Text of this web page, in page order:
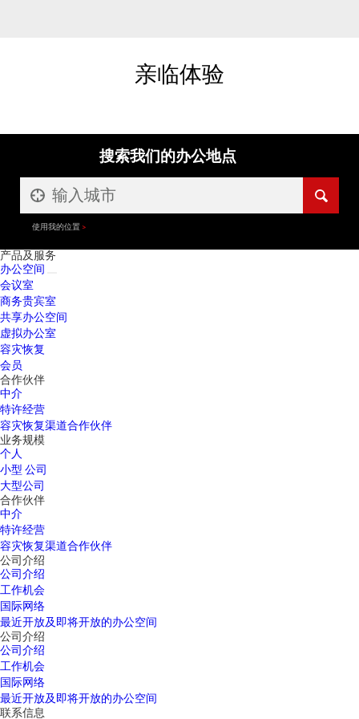
亲临体验
搜索我们的办公地点
使用我的位置
产品及服务
办公空间
会议室
商务贵宾室
共享办公空间
虚拟办公室
容灾恢复
会员
合作伙伴
中介
特许经营
容灾恢复渠道合作伙伴
业务规模
个人
小型 公司
大型公司
合作伙伴
中介
特许经营
容灾恢复渠道合作伙伴
公司介绍
公司介绍
工作机会
国际网络
最近开放及即将开放的办公空间
公司介绍
公司介绍
工作机会
国际网络
最近开放及即将开放的办公空间
联系信息